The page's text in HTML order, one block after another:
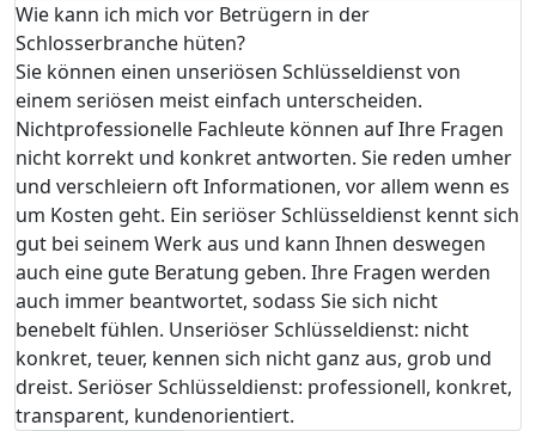
Wie kann ich mich vor Betrügern in der
Schlosserbranche hüten?
Sie können einen unseriösen Schlüsseldienst von
einem seriösen meist einfach unterscheiden.
Nichtprofessionelle Fachleute können auf Ihre Fragen
nicht korrekt und konkret antworten. Sie reden umher
und verschleiern oft Informationen, vor allem wenn es
um Kosten geht. Ein seriöser Schlüsseldienst kennt sich
gut bei seinem Werk aus und kann Ihnen deswegen
auch eine gute Beratung geben. Ihre Fragen werden
auch immer beantwortet, sodass Sie sich nicht
benebelt fühlen. Unseriöser Schlüsseldienst: nicht
konkret, teuer, kennen sich nicht ganz aus, grob und
dreist. Seriöser Schlüsseldienst: professionell, konkret,
transparent, kundenorientiert.